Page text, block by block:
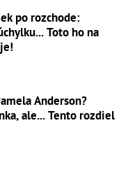
po rozchode:
Toto ho na
Anderson?
ale... Tento rozdiel